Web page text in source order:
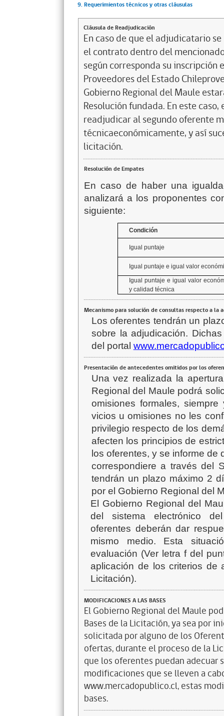
9. Requerimientos técnicos y otras cláusulas
Cláusula de Readjudicación
En caso de que el adjudicatario
el contrato dentro del
según corresponda su inscripción
Proveedores del Estado
Gobierno Regional del Maule
Resolución fundada. En este
readjudicar al segundo oferente
técnicaeconómicamente, y así
licitación.
Resolución de Empates
En caso de haber una
analizará a los proponentes
siguiente:
Condición
Igual puntaje
Igual puntaje e igual valor
Igual puntaje e igual valor
y calidad técnica
Mecanismo para solución de consultas respecto a la
Los oferentes tendrán un
sobre la adjudicación.
del portal
Presentación de antecedentes omitidos por los
Una vez realizada la
Regional del Maule podrá
omisiones formales,
vicios u omisiones no les
privilegio respecto de los
afecten los principios de
los oferentes, y se informe
correspondiere a través del
tendrán un plazo máximo 2
por el Gobierno Regional del
El Gobierno Regional del
del sistema electrónico
oferentes deberán dar
mismo medio. Esta
evaluación (Ver letra f del
aplicación de los criterios de
Licitación).
MODIFICACIONES A LAS BASES
El Gobierno Regional del Maule
Bases de la Licitación, ya sea por
solicitada por alguno de los
ofertas, durante el proceso de la
que los oferentes puedan adecuar
modificaciones que se lleven a
www.mercadopublico.cl, estas
bases.